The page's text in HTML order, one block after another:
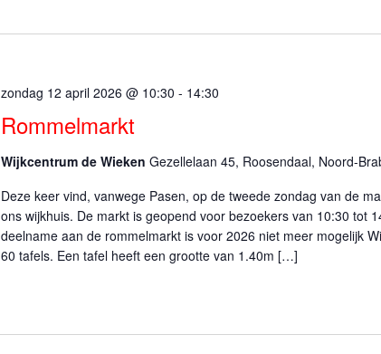
Rommelmarkt
zondag 12 april 2026 @ 10:30 - 14:30
Wijkcentrum de Wieken Gezellelaan 45, Roosendaal, Noord-
Deze keer vind, vanwege Pasen, op de tweede zondag van de
ons wijkhuis. De markt is geopend voor bezoekers van 10:30 tot
deelname aan de rommelmarkt is voor 2026 niet meer mogelijk
60 tafels. Een tafel heeft een grootte van 1.40m […]